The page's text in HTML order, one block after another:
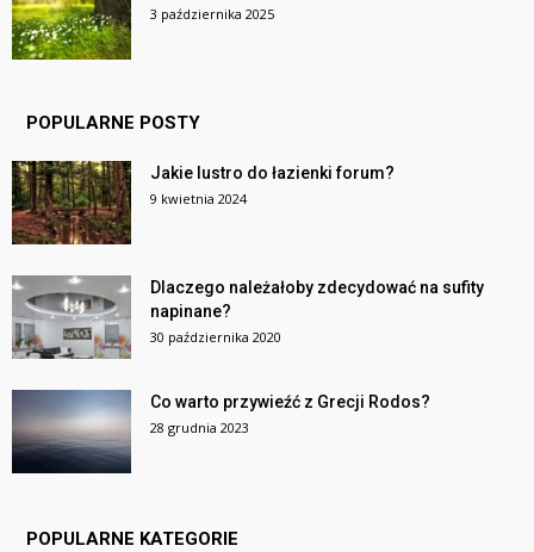
3 października 2025
POPULARNE POSTY
Jakie lustro do łazienki forum?
9 kwietnia 2024
Dlaczego należałoby zdecydować na sufity
napinane?
30 października 2020
Co warto przywieźć z Grecji Rodos?
28 grudnia 2023
POPULARNE KATEGORIE